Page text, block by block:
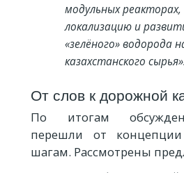
модульных
локализацию и
«зелёного» водорода
казахстанского сырья».
От слов к дорожной
По итогам
перешли от
шагам. Рассмотрены